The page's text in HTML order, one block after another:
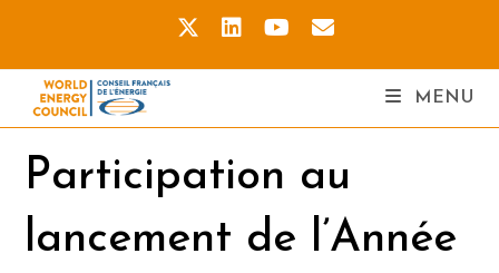
MENU
Participation au
lancement de l’Année